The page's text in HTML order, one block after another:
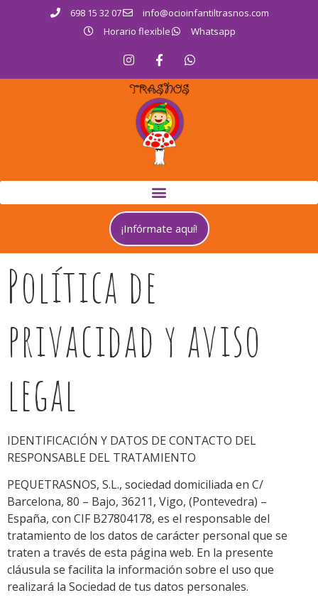
698 15 32 07
info@ocioinfantiltrasnos.com
Horario flexible
Whatsapp
¡Infórmate aquí!
Política de
privacidad y aviso
legal
IDENTIFICACIÓN Y DATOS DE CONTACTO DEL
RESPONSABLE DEL TRATAMIENTO
PEQUETRASNOS, S.L., sociedad domiciliada en C/
Barcelona, 80 – Bajo, 36211, Vigo, (Pontevedra) –
España, con CIF B27804178, es el responsable del
tratamiento de los datos de carácter personal que se
traten a través de esta página web. En la presente
cláusula se facilita la información sobre el uso que
realizará la Sociedad de tus datos personales.